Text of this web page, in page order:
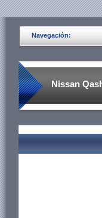
Navegación:
Nissan